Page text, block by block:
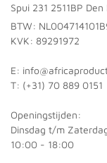
Spui 231 2511BP Den
BTW:
KVK: 89291972
E:
T: (+31) 70 889 0151
Openingstijden:
Dinsdag t/m
10:00 - 18:00